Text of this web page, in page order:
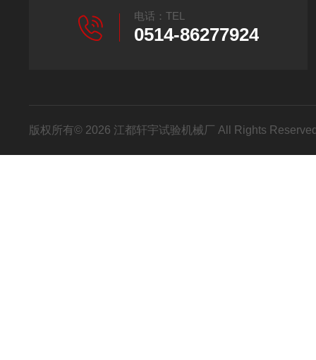
电话：TEL
0514-86277924
版权所有© 2026 江都轩宇试验机械厂 All Rights